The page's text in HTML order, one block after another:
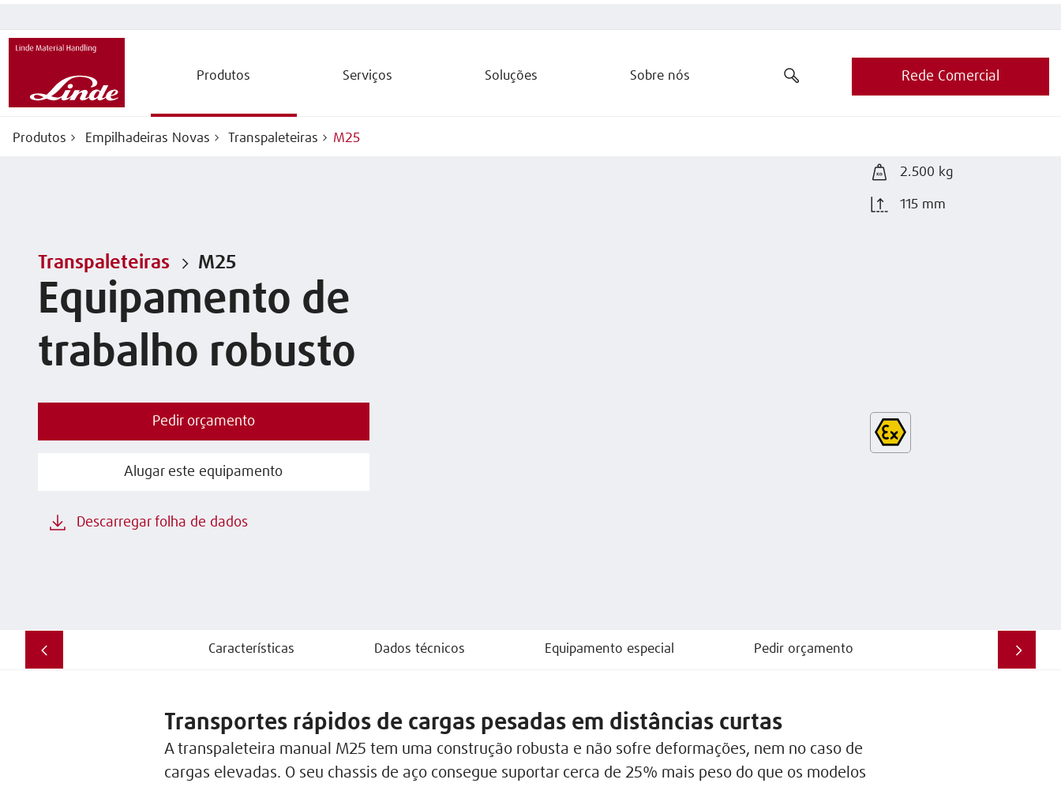
Produtos Serviços Soluções Sobre nós Rede Comercial
Produtos Empilhadeiras Novas Transpaleteiras M25
2.500 kg
115 mm
Transpaleteiras M25
Equipamento de
trabalho robusto
Pedir orçamento
Alugar este equipamento
Descarregar folha de dados
Características Dados técnicos Equipamento especial Pedir orçamento
Transportes rápidos de cargas pesadas em distâncias curtas
A transpaleteira manual M25 tem uma construção robusta e não sofre deformações, nem no caso de
cargas elevadas. O seu chassis de aço consegue suportar cerca de 25% mais peso do que os modelos